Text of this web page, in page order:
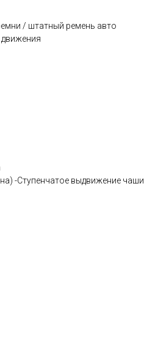
/ штатный ремень авто
-Ступенчатое выдвижение чаши